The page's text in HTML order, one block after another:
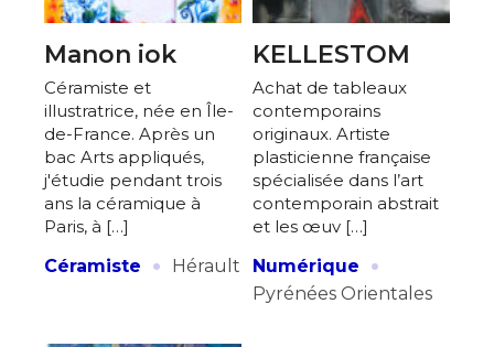
Manon iok
Céramiste et
illustratrice, née en Île-
de-France. Après un
bac Arts appliqués,
j'étudie pendant trois
ans la céramique à
Paris, à […]
Céramiste
· Hérault
KELLESTOM
Achat de tableaux
contemporains
originaux. Artiste
plasticienne française
spécialisée dans l’art
contemporain abstrait
et les œuv […]
Numérique
·
Pyrénées Orientales